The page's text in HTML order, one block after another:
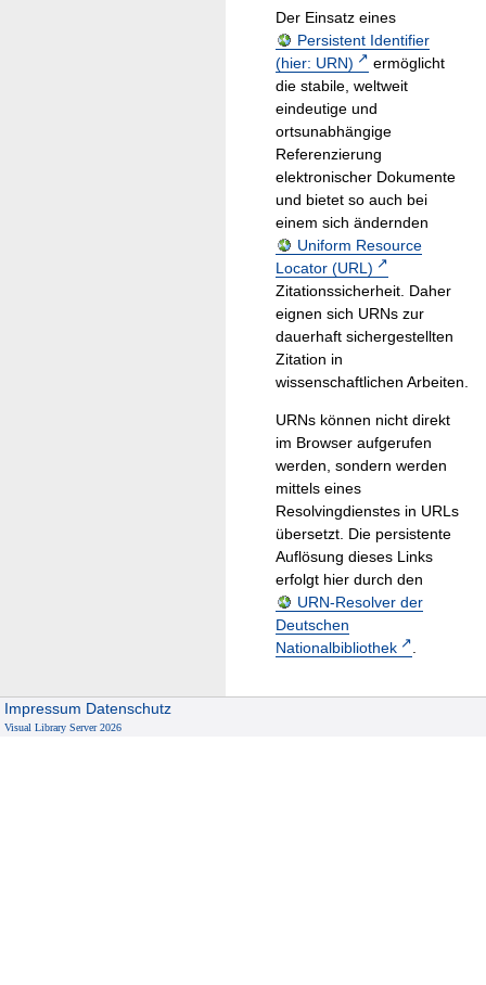
Der Einsatz eines
Persistent Identifier
(hier: URN)
ermöglicht
die stabile, weltweit
eindeutige und
ortsunabhängige
Referenzierung
elektronischer Dokumente
und bietet so auch bei
einem sich ändernden
Uniform Resource
Locator (URL)
Zitationssicherheit. Daher
eignen sich URNs zur
dauerhaft sichergestellten
Zitation in
wissenschaftlichen Arbeiten.
URNs können nicht direkt
im Browser aufgerufen
werden, sondern werden
mittels eines
Resolvingdienstes in URLs
übersetzt. Die persistente
Auflösung dieses Links
erfolgt hier durch den
URN-Resolver der
Deutschen
Nationalbibliothek
.
Impressum Datenschutz
Visual Library Server 2026